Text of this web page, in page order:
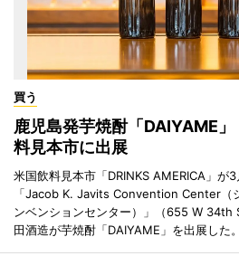
買う
鹿児島発芋焼酎「DAIYAME
料見本市に出展
米国飲料見本市「DRINKS AMERICA」が
「Jacob K. Javits Convention Center（
ンベンションセンター）」（655 W 34th
田酒造が芋焼酎「DAIYAME」を出展した。